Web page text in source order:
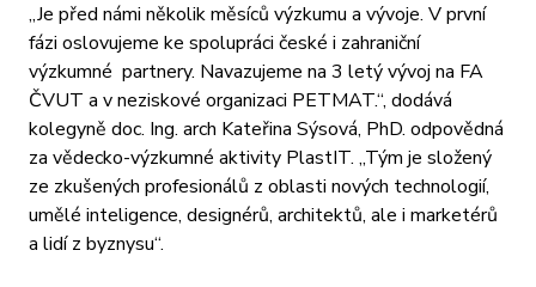
„Je před námi několik měsíců výzkumu a vývoje. V první
fázi oslovujeme ke spolupráci české i zahraniční
výzkumné partnery. Navazujeme na 3 letý vývoj na FA
ČVUT a v neziskové organizaci PETMAT.“, dodává
kolegyně doc. Ing. arch Kateřina Sýsová, PhD. odpovědná
za vědecko-výzkumné aktivity PlastIT. „Tým je složený
ze zkušených profesionálů z oblasti nových technologií,
umělé inteligence, designérů, architektů, ale i marketérů
a lidí z byznysu“.